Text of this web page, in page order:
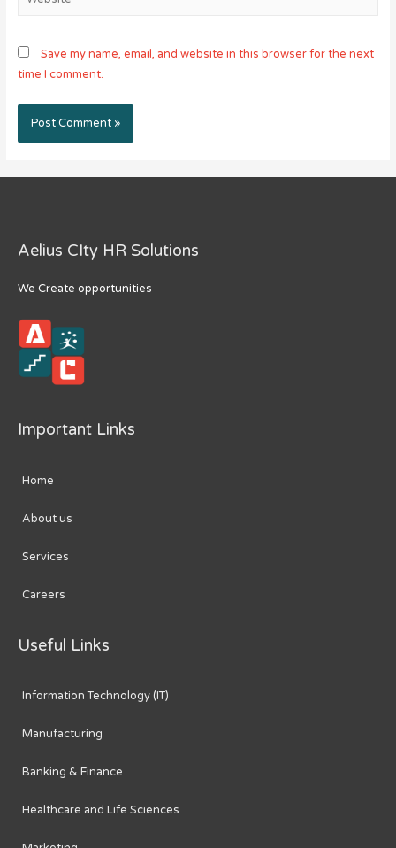
Save my name, email, and website in this browser for the next
time I comment.
Aelius CIty HR Solutions
We Create opportunities
Important Links
Home
About us
Services
Careers
Useful Links
Information Technology (IT)
Manufacturing
Banking & Finance
Healthcare and Life Sciences